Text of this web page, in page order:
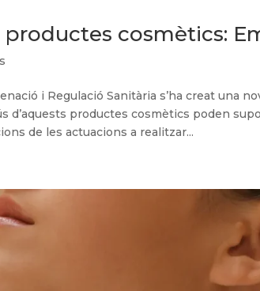
cosmètics:
i Regulació Sanitària s’ha creat una
d’aquests productes cosmètics poden
de les actuacions a realitzar...